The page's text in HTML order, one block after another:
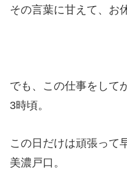
その言葉に甘えて、お
でも、この仕事をして
3時頃。
この日だけは頑張って
美濃戸口。